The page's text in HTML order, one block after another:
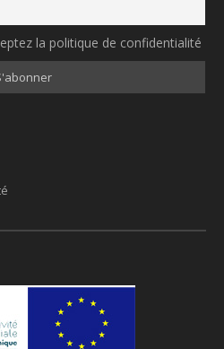
la politique de confidentialité